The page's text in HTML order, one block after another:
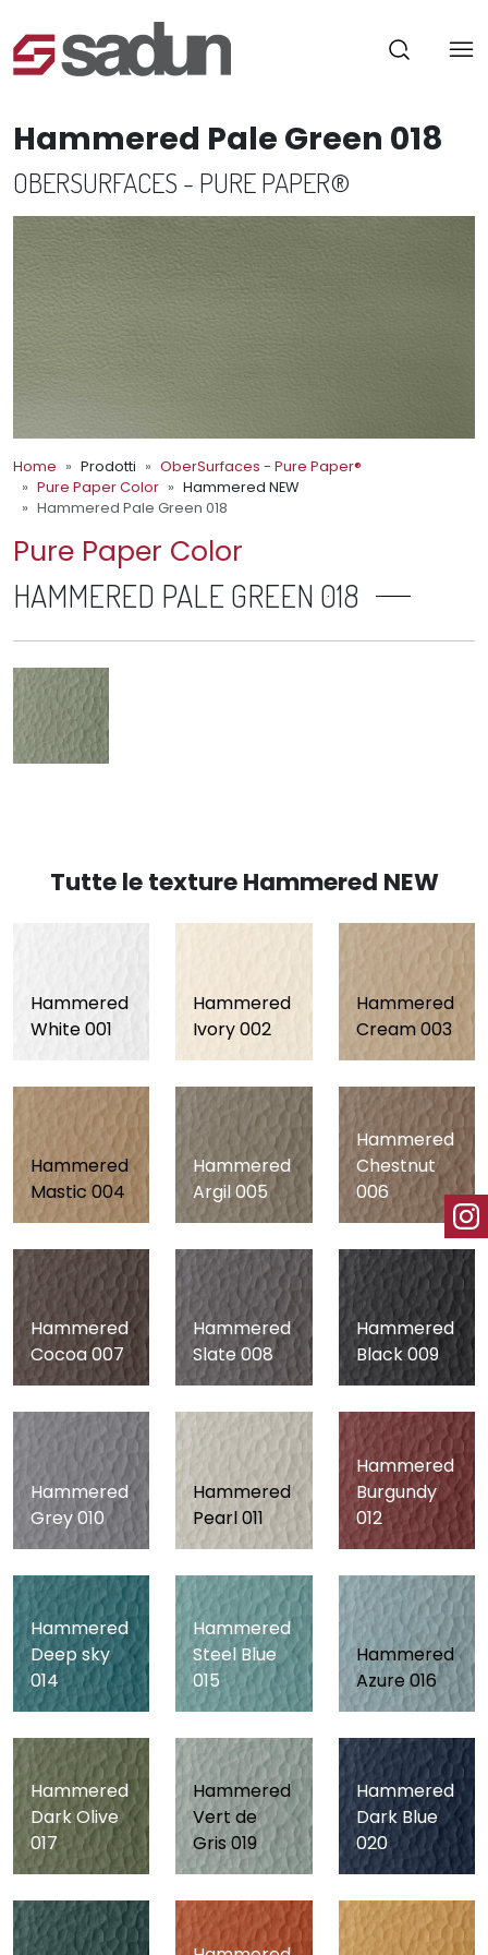
Hammered Pale Green 018
OBERSURFACES - PURE PAPER®
Home Prodotti
OberSurfaces - Pure Paper®
Pure Paper Color
Hammered NEW
Hammered Pale Green 018
Pure Paper Color
HAMMERED PALE GREEN 018
Tutte le texture Hammered NEW
Hammered
White 001
Hammered
Ivory 002
Hammered
Cream 003
Hammered
Mastic 004
Hammered
Argil 005
Hammered
Chestnut
006
Hammered
Cocoa 007
Hammered
Slate 008
Hammered
Black 009
Hammered
Grey 010
Hammered
Pearl 011
Hammered
Burgundy
012
Hammered
Deep sky
014
Hammered
Steel Blue
015
Hammered
Azure 016
Hammered
Dark Olive
017
Hammered
Vert de
Gris 019
Hammered
Dark Blue
020